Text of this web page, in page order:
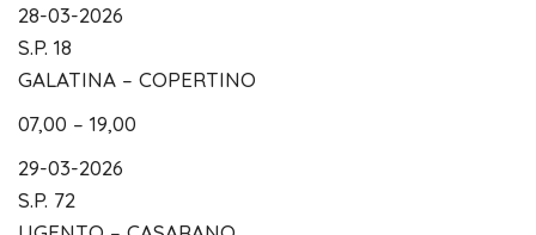
28-03-2026
S.P. 18
GALATINA – COPERTINO
07,00 – 19,00
29-03-2026
S.P. 72